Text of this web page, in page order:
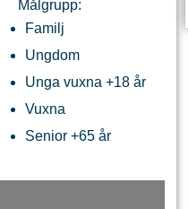
Målgrupp:
Familj
Ungdom
Unga vuxna +18 år
Vuxna
Senior +65 år